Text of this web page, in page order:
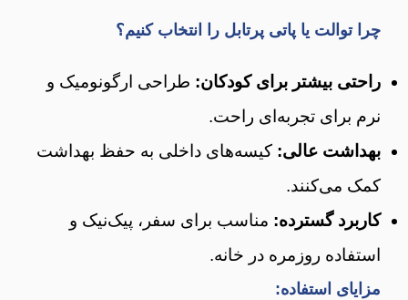
چرا توالت یا پاتی پرتابل را انتخاب کنیم؟
راحتی بیشتر برای کودکان: طراحی ارگونومیک و
نرم برای تجربه‌ای راحت.
بهداشت عالی: کیسه‌های داخلی به حفظ بهداشت
کمک می‌کنند.
کاربرد گسترده: مناسب برای سفر، پیک‌نیک و
استفاده روزمره در خانه.
مزایای استفاده: